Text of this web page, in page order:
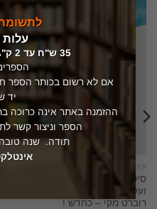
35 ש"ח עד 2 ק"ג שליח עד הבית .
אם לא רשום בכותר הספר
יד
ההזמנה באתר אינה כרוכה
הספר וניצור קשר
תודה. שנה
עיון
סיפור – תוכן, מבנה, סגנון
ועקרונות הכתיבה והתסריטאות /
רוברט מקי – כחדש !